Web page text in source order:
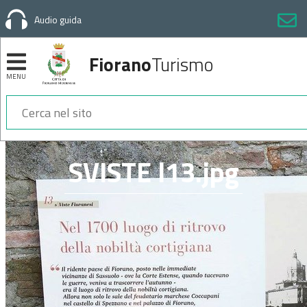
Audio guida
MENU FioranoTurismo
Sezioni
SVISTE l13.jpg